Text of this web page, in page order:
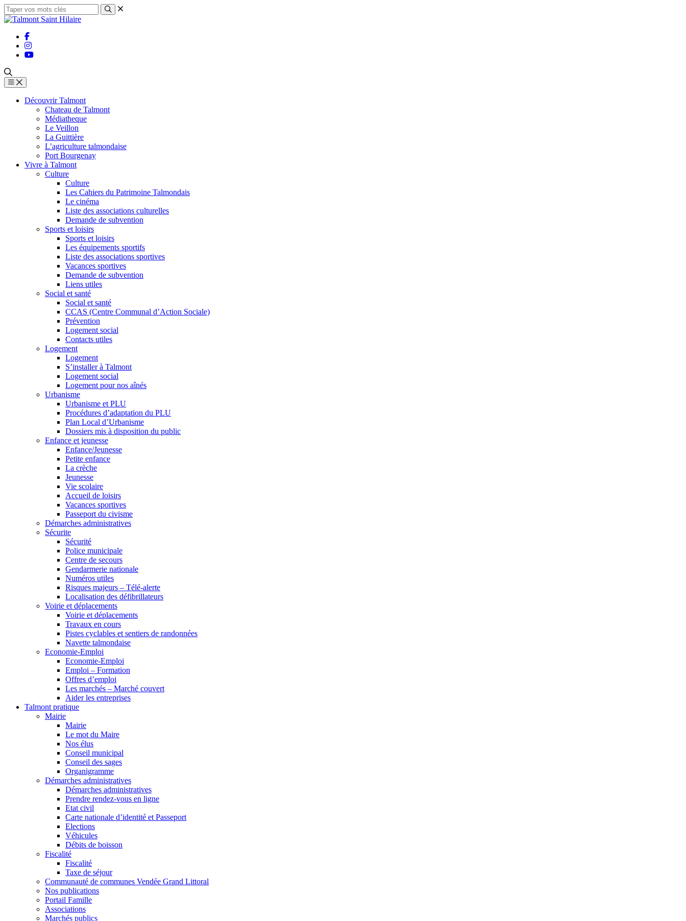
Découvrir Talmont
Chateau de Talmont
Médiatheque
Le Veillon
La Guittière
L’agriculture talmondaise
Port Bourgenay
Vivre à Talmont
Culture
Culture
Les Cahiers du Patrimoine Talmondais
Le cinéma
Liste des associations culturelles
Demande de subvention
Sports et loisirs
Sports et loisirs
Les équipements sportifs
Liste des associations sportives
Vacances sportives
Demande de subvention
Liens utiles
Social et santé
Social et santé
CCAS (Centre Communal d’Action Sociale)
Prévention
Logement social
Contacts utiles
Logement
Logement
S’installer à Talmont
Logement social
Logement pour nos aînés
Urbanisme
Urbanisme et PLU
Procédures d’adaptation du PLU
Plan Local d’Urbanisme
Dossiers mis à disposition du public
Enfance et jeunesse
Enfance/Jeunesse
Petite enfance
La crèche
Jeunesse
Vie scolaire
Accueil de loisirs
Vacances sportives
Passeport du civisme
Démarches administratives
Sécurite
Sécurité
Police municipale
Centre de secours
Gendarmerie nationale
Numéros utiles
Risques majeurs – Télé-alerte
Localisation des défibrillateurs
Voirie et déplacements
Voirie et déplacements
Travaux en cours
Pistes cyclables et sentiers de randonnées
Navette talmondaise
Economie-Emploi
Economie-Emploi
Emploi – Formation
Offres d’emploi
Les marchés – Marché couvert
Aider les entreprises
Talmont pratique
Mairie
Mairie
Le mot du Maire
Nos élus
Conseil municipal
Conseil des sages
Organigramme
Démarches administratives
Démarches administratives
Prendre rendez-vous en ligne
Etat civil
Carte nationale d’identité et Passeport
Elections
Véhicules
Débits de boisson
Fiscalité
Fiscalité
Taxe de séjour
Communauté de communes Vendée Grand Littoral
Nos publications
Portail Famille
Associations
Marchés publics